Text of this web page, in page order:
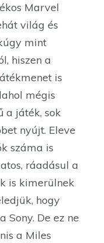
Marvel
világ és
mint
hiszen a
is
mégis
a játék, sok
nyújt. Eleve
száma is
ráadásul a
is kimerülnek
hogy
Sony. De ez ne
a Miles